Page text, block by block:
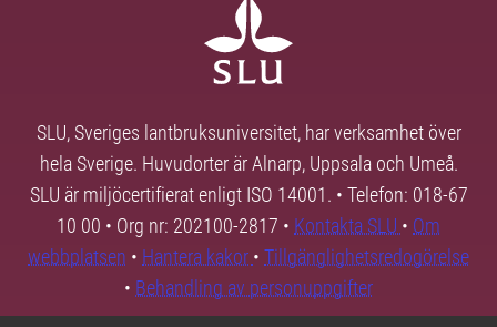
SLU, Sveriges lantbruksuniversitet, har verksamhet över
hela Sverige. Huvudorter är Alnarp, Uppsala och Umeå.
SLU är miljöcertifierat enligt ISO 14001. • Telefon: 018-67
10 00 • Org nr: 202100-2817 • Kontakta SLU • Om
webbplatsen • Hantera kakor • Tillgänglighetsredogörelse
• Behandling av personuppgifter